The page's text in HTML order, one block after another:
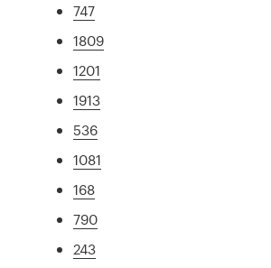
747
1809
1201
1913
536
1081
168
790
243